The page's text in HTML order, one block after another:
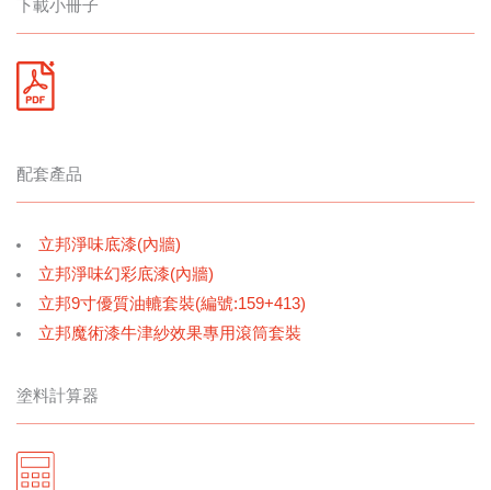
下載小冊子
配套產品
立邦淨味底漆(內牆)
立邦淨味幻彩底漆(內牆)
立邦9寸優質油轆套裝(編號:159+413)
立邦魔術漆牛津紗效果專用滾筒套裝
塗料計算器